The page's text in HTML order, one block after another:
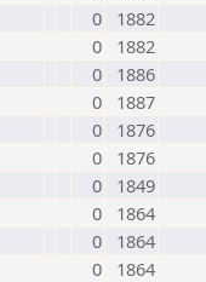
0
1882
0
1882
0
1886
0
1887
0
1876
0
1876
0
1849
0
1864
0
1864
0 1864